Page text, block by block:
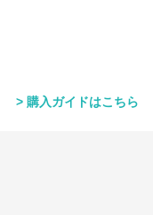
購入ガイドはこちら